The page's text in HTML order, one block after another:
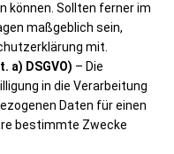
können. Sollten ferner im
maßgeblich sein,
mit.
a) DSGVO) – Die
in die Verarbeitung
Daten für einen
bestimmte Zwecke